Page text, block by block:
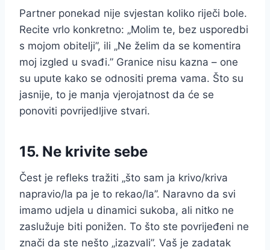
Partner ponekad nije svjestan koliko riječi bole.
Recite vrlo konkretno: „Molim te, bez usporedbi
s mojom obitelji”, ili „Ne želim da se komentira
moj izgled u svađi.” Granice nisu kazna – one
su upute kako se odnositi prema vama. Što su
jasnije, to je manja vjerojatnost da će se
ponoviti povrijedljive stvari.
15. Ne krivite sebe
Čest je refleks tražiti „što sam ja krivo/kriva
napravio/la pa je to rekao/la”. Naravno da svi
imamo udjela u dinamici sukoba, ali nitko ne
zaslužuje biti ponižen. To što ste povrijeđeni ne
znači da ste nešto „izazvali”. Vaš je zadatak